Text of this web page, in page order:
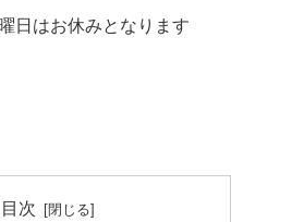
日はお休みとなります
目次